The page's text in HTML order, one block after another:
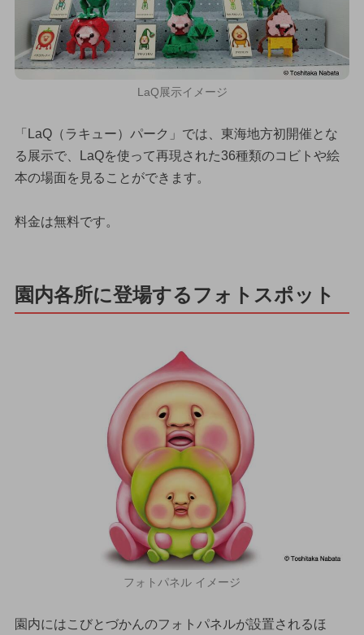
LaQ展示イメージ
「LaQ（ラキュー）パーク」では、東海地方初開催とな
る展示で、LaQを使って再現された36種類のコビトや絵
本の場面を見ることができます。
料金は無料です。
園内各所に登場するフォトスポット
フォトパネル イメージ
園内にはこびとづかんのフォトパネルが設置されるほ